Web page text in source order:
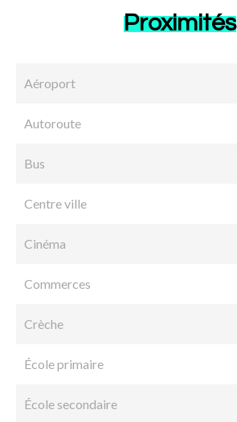
Proximités
Aéroport
Autoroute
Bus
Centre ville
Cinéma
Commerces
Crèche
École primaire
École secondaire